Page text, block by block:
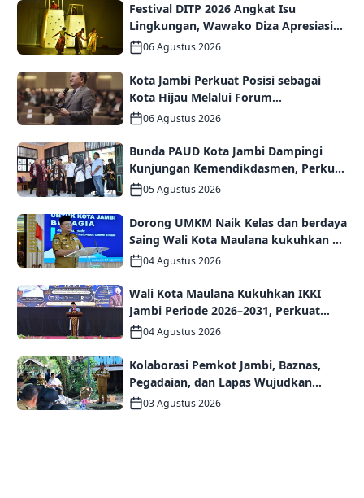
Festival DITP 2026 Angkat Isu
Lingkungan, Wawako Diza Apresiasi
Karya Seniman Jambi
06 Agustus 2026
Kota Jambi Perkuat Posisi sebagai
Kota Hijau Melalui Forum
Internasional IMT-GT GCMC 2026
06 Agustus 2026
Bunda PAUD Kota Jambi Dampingi
Kunjungan Kemendikdasmen, Perkuat
Kolaborasi Wujudkan PAUD
05 Agustus 2026
Dorong UMKM Naik Kelas dan berdaya
Saing Wali Kota Maulana kukuhkan 35
kelompok UMKM Binaan
04 Agustus 2026
Wali Kota Maulana Kukuhkan IKKI
Jambi Periode 2026–2031, Perkuat
Persaudaraan dan Kolaborasi dalam
04 Agustus 2026
Kolaborasi Pemkot Jambi, Baznas,
Pegadaian, dan Lapas Wujudkan
Rumah Layak Huni bagi Warga Kurang
03 Agustus 2026